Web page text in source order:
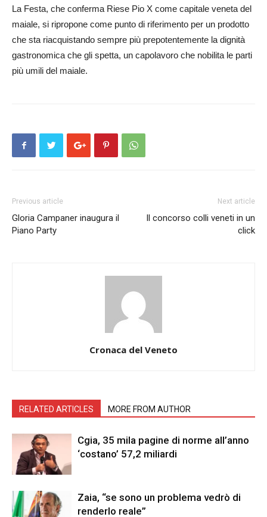
La Festa, che conferma Riese Pio X come capitale veneta del
maiale, si ripropone come punto di riferimento per un prodotto
che sta riacquistando sempre più prepotentemente la dignità
gastronomica che gli spetta, un capolavoro che nobilita le parti
più umili del maiale.
Previous article
Gloria Campaner inaugura il
Piano Party
Next article
Il concorso colli veneti in un
click
Cronaca del Veneto
RELATED ARTICLES MORE FROM AUTHOR
Cgia, 35 mila pagine di norme all’anno
‘costano’ 57,2 miliardi
Zaia, “se sono un problema vedrò di
renderlo reale”